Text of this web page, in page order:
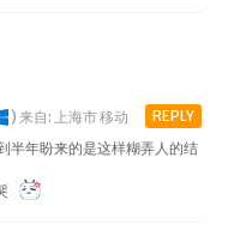
REPLY
) 来自: 上海市 移动
半年盼来的是这样糊弄人的结